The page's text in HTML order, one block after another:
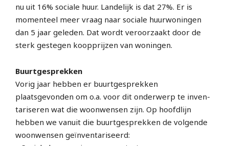
nu uit 16% sociale huur. Landelijk is dat 27%. Er is
momenteel meer vraag naar sociale huurwoningen
dan 5 jaar geleden. Dat wordt veroorzaakt door de
sterk gestegen koopprijzen van woningen.
Buurtgesprekken
Vorig jaar hebben er buurtgesprekken
plaatsgevonden om o.a. voor dit onderwerp te inven­
tari­seren wat die woonwensen zijn. Op hoofdlijn
hebben we vanuit die buurtgesprekken de volgende
woonwensen geïnventariseerd: